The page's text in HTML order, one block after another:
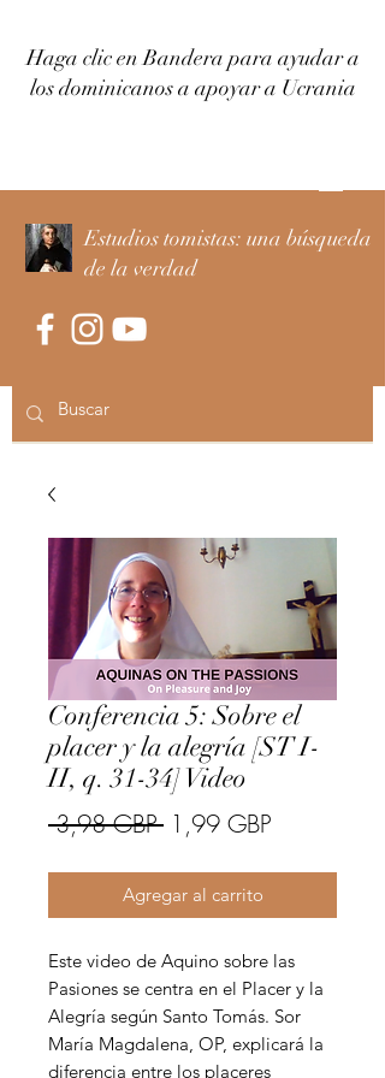
Haga clic en Bandera para ayudar a
los dominicanos a apoyar a Ucrania
Estudios tomistas: una búsqueda
de la verdad
Conferencia 5: Sobre el
placer y la alegría [ST I-
II, q. 31-34] Video
3,98 GBP Precio
1,99 GBPPrecio
Agregar al carrito
Este video de Aquino sobre las
Pasiones se centra en el Placer y la
Alegría según Santo Tomás. Sor
María Magdalena, OP, explicará la
diferencia entre los placeres